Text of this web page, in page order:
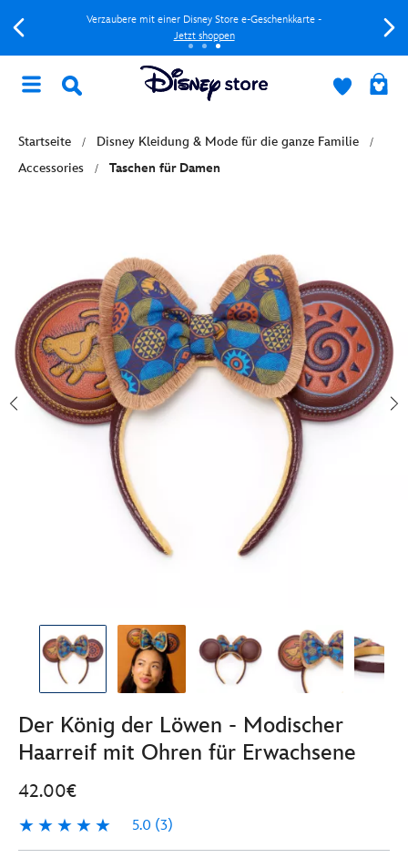
Verzaubere mit einer Disney Store e-Geschenkkarte -
Jetzt shoppen
Startseite
Disney Kleidung & Mode für die ganze Familie
Accessories
Taschen für Damen
Der König der Löwen - Modischer
Haarreif mit Ohren für Erwachsene
42.00€
5.0 (3)
5.0
3